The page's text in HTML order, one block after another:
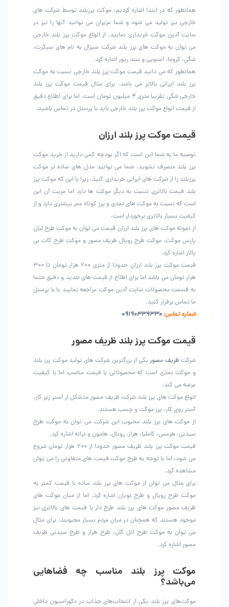
همانطور که در ابتدا اشاره کردیم، موکت پرزبلند توسط شرکت های
خارجی نیز تولید می شود و شما عزیزان می توانید آنها را نیز در
سایت آدین موکت خریداری نمایید. از انواع موکت پرز بلند خارجی
می توان به موکت های پرز بلند شرکت سیزال به نام های سیکرت،
شگی، کروما، اسنوپی و سند ریور اشاره کرد.
همانطور که می دانید قیمت موکت پرز بلند خارجی نسبت به موکت
پرز بلند ایرانی بالاتر می باشد. برای مثال قیمت موکت پرز بلند
خارجی شگی تقریبا متری ۴ میلیون تومان است. اما برای اطلاع دقیق
از قیمت انواع موکت پرز بلند خارجی باید با پرسنل در تماس باشید.
قیمت موکت پرز بلند ارزان
توصیه ما به شما این است که اگر بودجه کمی دارید از خرید موکت
پرز بلند منصرف نشوید، شما می توانید مدل های ساده تر موکت
پرزبلند را از شرکت های ایرانی خریداری کنید، زیرا با این که موکت پرز
بلند قیمت بالاتری نسبت به دیگر موکت ها دارد اما مزیت آن این
است که نسبت به موکت های نمدی و پرز کوتاه عمر بیشتری دارد و از
کیفیت بسیار بالاتری برخوردار است.
از نمونه موکت های پرز بلند ارزان قیمت می توان به موکت طرح لیان
پارس موکت، موکت طرح رویال ظریف مصور و موکت طرح کات بی
پالاز اشاره کرد.
قیمت موکت پرز بلند ارزان حدودا از متری ۲۰۰ هزار تومان تا ۳۰۰
هزار تومان می باشد اما برای اطلاع از قیمت های جدید و دقیق حتما
به قسمت محصولات سایت آدین موکت مراجعه نمایید یا با پرسنل
ما تماس برقرار کنید.
شماره تماس:
09190339330
قیمت موکت پرز بلند ظریف مصور
شرکت ظریف مصوریکی از بزرگترین شرکت های تولید موکت پرز بلند
و موکت نمدی است که محصولاتی با قیمت مناسب اما با کیفیت
عرضه می کند.
انواع موکت های پرز بلند شرکت ظریف مصور متشکل از آستر زیر کار،
آستر روی کار، پرز موکت و چسب هستند‌.
از موکت های پرز بلند محبوب این شرکت می توان به موکت طرح
سیدنی، هرمس، کاملیا، هراز، رویال، هامون و ترانه اشاره کرد.
قیمت موکت پرز بلند ظریف مصور حدودا از ۲۰۰ هزار تومان شروع
می شود، اما با توجه به طرح موکت قیمت های متفاوتی را می توان
مشاهده کرد.
برای مثال می توان از موکت های پرز بلند ساده با قیمت کمتر به
موکت طرح رویال و طرح نویان اشاره کرد. اما از میان موکت های
ظریف مصور موکت های پرز بلند طرح دار با قیمت های بالاتری نیز
موجود هستند که همچنان در میان مردم بسیار محبوبند. برای مثال
می توان به موکت طرح ائل گلی، طرح هراز و طرح سیدنی ظریف
مصور اشاره کرد.
موکت پرز بلند مناسب چه فضاهایی
می‌باشد؟
موکت‌های پرز بلند یکی از انتخاب‌های جذاب در دکوراسیون داخلی